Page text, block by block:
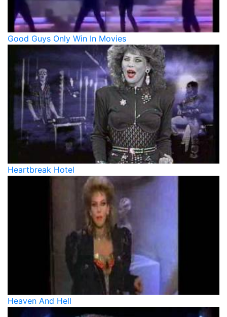
Good Guys Only Win In Movies
Heartbreak Hotel
Heaven And Hell